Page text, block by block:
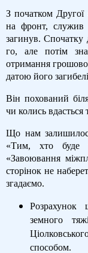
З початком Другої
на фронт, служив
загинув. Спочатку
го, але потім
отримання
датою його
Він похований
чи колись
Що нам
«Тим, хто буде
«Завоювання
сторінок не
згадаємо.
Розрахунок
земного
способом.